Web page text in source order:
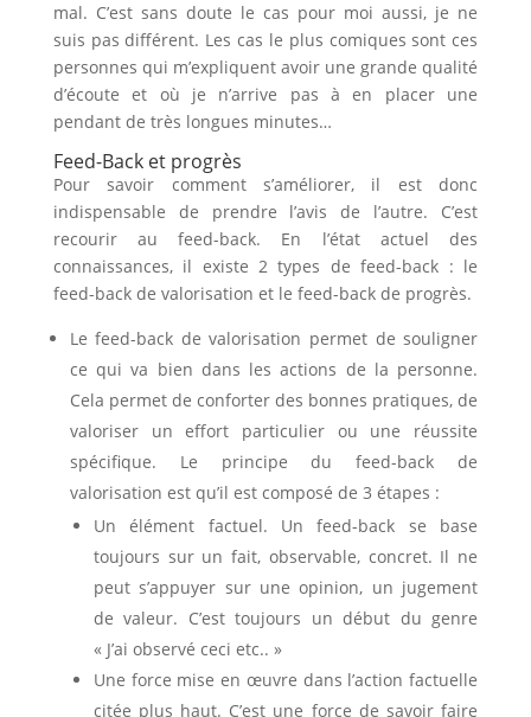
mal. C’est sans doute le cas pour moi aussi, je ne
suis pas différent. Les cas le plus comiques sont ces
personnes qui m’expliquent avoir une grande qualité
d’écoute et où je n’arrive pas à en placer une
pendant de très longues minutes…
Feed-Back et progrès
Pour savoir comment s’améliorer, il est donc
indispensable de prendre l’avis de l’autre. C’est
recourir au feed-back. En l’état actuel des
connaissances, il existe 2 types de feed-back : le
feed-back de valorisation et le feed-back de progrès.
Le feed-back de valorisation permet de souligner
ce qui va bien dans les actions de la personne.
Cela permet de conforter des bonnes pratiques, de
valoriser un effort particulier ou une réussite
spécifique. Le principe du feed-back de
valorisation est qu’il est composé de 3 étapes :
Un élément factuel. Un feed-back se base
toujours sur un fait, observable, concret. Il ne
peut s’appuyer sur une opinion, un jugement
de valeur. C’est toujours un début du genre
« J’ai observé ceci etc.. »
Une force mise en œuvre dans l’action factuelle
citée plus haut. C’est une force de savoir faire